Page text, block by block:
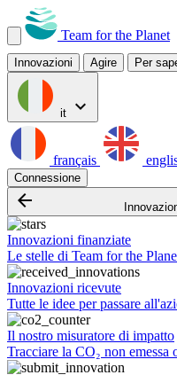
Team for the Planet
Innovazioni Agire Per
it expand_more
français
Connessione
arrow_backward
Innovazioni finanziate
Le stelle di Team for the
Innovazioni ricevute
Tutte le idee per passare
Il nostro misuratore di impatto
Tracciare la CO₂ non emessa